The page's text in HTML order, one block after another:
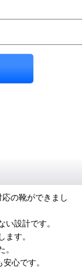
の靴ができまし
設計です。
す。
心です。